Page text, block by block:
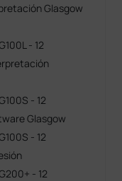
Glasgow
- 12
- 12
Glasgow
- 12
- 12